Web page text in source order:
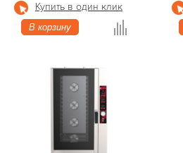
Купить в один клик
В корзину